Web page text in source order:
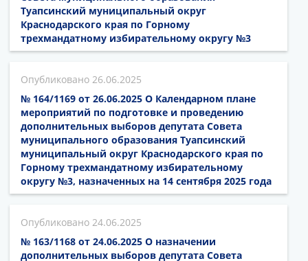
Туапсинский муниципальный округ
Краснодарского края по Горному
трехмандатному избирательному округу №3
26.06.2025
№ 164/1169 от 26.06.2025 О Календарном плане
мероприятий по подготовке и проведению
дополнительных выборов депутата Совета
муниципального образования Туапсинский
муниципальный округ Краснодарского края по
Горному трехмандатному избирательному
округу №3, назначенных на 14 сентября 2025 года
24.06.2025
№ 163/1168 от 24.06.2025 О назначении
дополнительных выборов депутата Совета